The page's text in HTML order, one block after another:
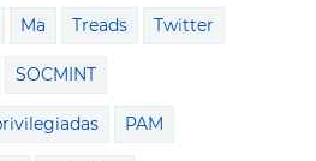
Ma Treads Twitter
SOCMINT
PAM